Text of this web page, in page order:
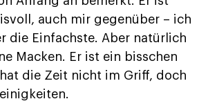
auch mir gegenüber – ich
die Einfachste. Aber natürlich
Macken. Er ist ein bisschen
die Zeit nicht im Griff, doch